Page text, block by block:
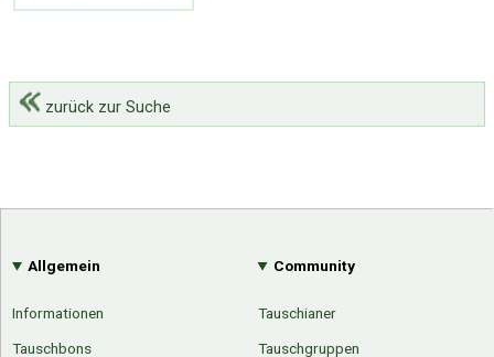
zurück zur Suche
Allgemein
Informationen
Tauschbons
Community
Tauschianer
Tauschgruppen